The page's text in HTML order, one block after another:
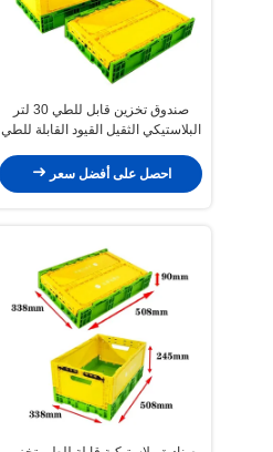
صندوق تخزين قابل للطي 30 لتر
البلاستيكي الثقيل القيود القابلة للطي
احصل على أفضل سعر